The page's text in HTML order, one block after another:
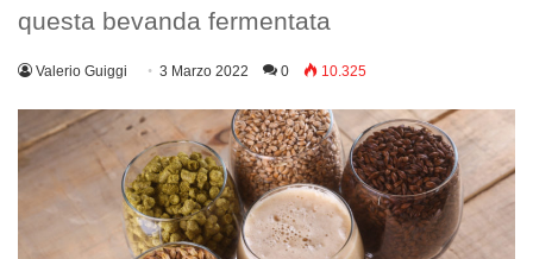
questa bevanda fermentata
Valerio Guiggi 3 Marzo 2022 0 10.325